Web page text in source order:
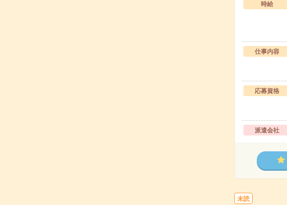
時給
仕事内容
応募資格
派遣会社
未読